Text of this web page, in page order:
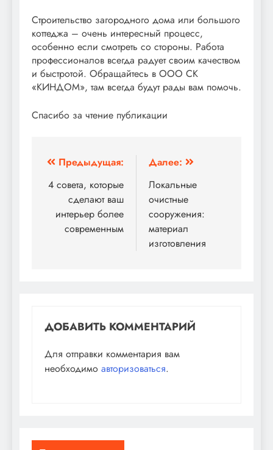
Строительство загородного дома или большого
коттеджа – очень интересный процесс,
особенно если смотреть со стороны. Работа
профессионалов всегда радует своим качеством
и быстротой. Обращайтесь в ООО СК
«КИНДОМ», там всегда будут рады вам помочь.
Спасибо за чтение публикации
Навигация
по
записям
Предыдущая:
4 совета, которые
сделают ваш
интерьер более
современным
Далее:
Локальные
очистные
сооружения:
материал
изготовления
ДОБАВИТЬ КОММЕНТАРИЙ
Для отправки комментария вам
необходимо авторизоваться.